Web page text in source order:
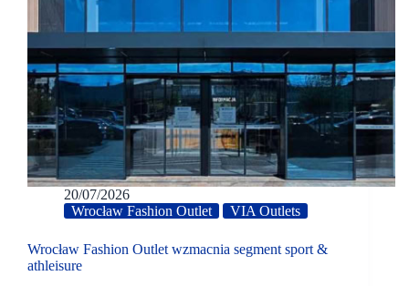
20/07/2026
Wrocław Fashion Outlet
VIA Outlets
Wrocław Fashion Outlet wzmacnia segment sport &
athleisure